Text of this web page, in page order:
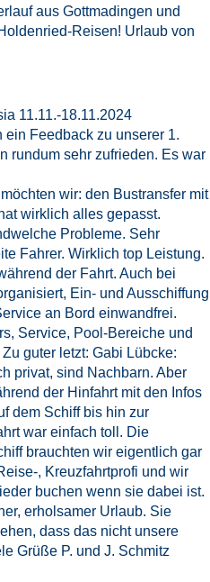
aus Gottmadingen und
Reisen! Urlaub von
11.11.-18.11.2024
Feedback zu unserer 1.
rundum sehr zufrieden. Es war
wir: den Bustransfer mit
wirklich alles gepasst.
Probleme. Sehr
Fahrer. Wirklich top Leistung.
der Fahrt. Auch bei
Ein- und Ausschiffung
an Bord einwandfrei.
Service, Pool-Bereiche und
guter letzt: Gabi Lübcke:
privat, sind Nachbarn. Aber
der Hinfahrt mit den Infos
dem Schiff bis hin zur
war einfach toll. Die
brauchten wir eigentlich gar
, Kreuzfahrtprofi und wir
buchen wenn sie dabei ist.
erholsamer Urlaub. Sie
dass das nicht unsere
Grüße P. und J. Schmitz